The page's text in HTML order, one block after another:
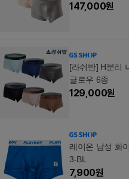
147,000원
[라쉬반] H분리
글로우 6종
129,000원
레이온 남성 화
3-BL
7,900원